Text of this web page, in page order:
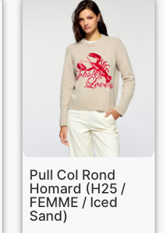
Pull Col Rond
Homard (H25 /
FEMME / Iced
Sand)